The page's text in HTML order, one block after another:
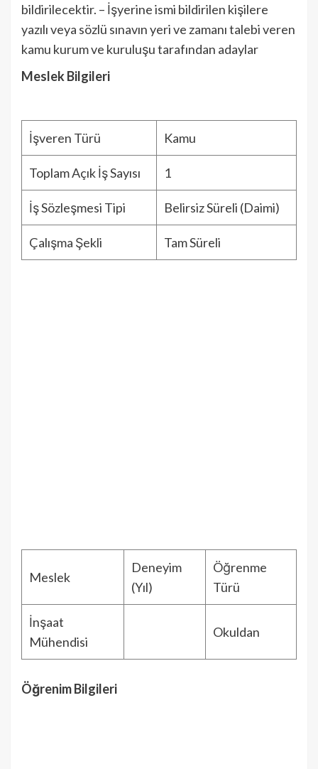
bildirilecektir. – İşyerine ismi bildirilen kişilere
yazılı veya sözlü sınavın yeri ve zamanı talebi veren
kamu kurum ve kuruluşu tarafından adaylar
Meslek Bilgileri
İşveren Türü Kamu
Toplam Açık İş Sayısı 1
İş Sözleşmesi Tipi Belirsiz Süreli (Daimi)
Çalışma Şekli Tam Süreli
Meslek
Deneyim
(Yıl)
Öğrenme
Türü
İnşaat
Mühendisi
Okuldan
Öğrenim Bilgileri